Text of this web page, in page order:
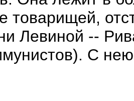
товарищей,
Левиной --
С